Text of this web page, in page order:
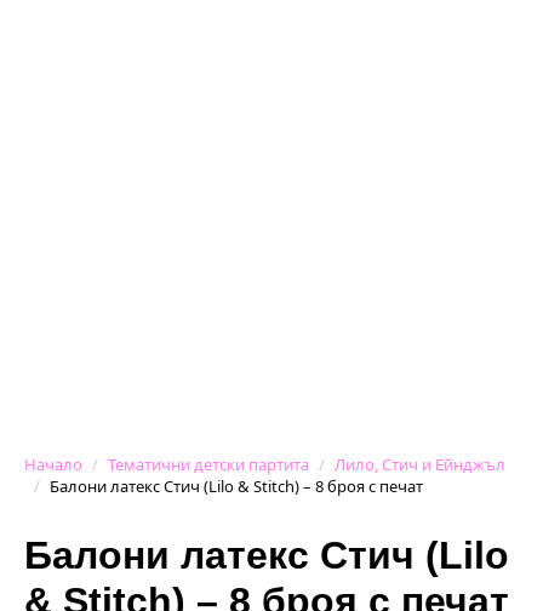
Начало Тематични детски партита
Лило, Стич и Ейнджъл
Балони латекс Стич (Lilo & Stitch) – 8 броя с печат
Балони латекс Стич (Lilo
& Stitch) – 8 броя с печат